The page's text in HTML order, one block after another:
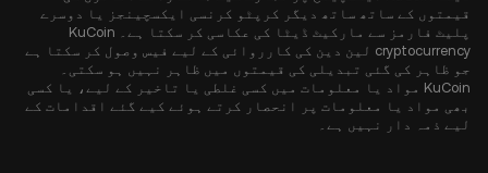
قیمتوں کے ساتھ ساتھ دیگر کرپٹو کرنسی ایکسچینجز یا دوسرے
پلیٹ فارمز سے مارکیٹ ڈیٹا کی عکاسی کر سکتا ہے۔ KuCoin
cryptocurrency لین دین کی کارروائی کے لیے فیس وصول کر سکتا ہے
جو ظاہر کی گئی تبدیلی کی قیمتوں میں ظاہر نہیں ہو سکتی۔
KuCoin مواد یا معلومات میں کسی غلطی یا تاخیر کے لیے، یا کسی
بھی مواد یا معلومات پر انحصار کرتے ہوئے کیے گئے اقدامات کے
لیے ذمہ دار نہیں ہے۔